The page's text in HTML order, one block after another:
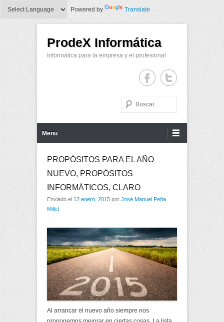
Powered by Translate
ProdeX Informática
Informática para la empresa y el profesional
Buscar
Menu
PROPÓSITOS PARA EL AÑO
NUEVO, PROPÓSITOS
INFORMÁTICOS, CLARO
Enviado el 12 enero, 2015 por José Manuel Peña
Millet
Al arrancar el nuevo año siempre nos